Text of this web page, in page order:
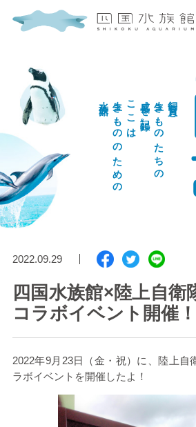
飼育員と
生きものたちの
成長を記録。
ここは
生きもののための
2022.09.29
四国水族館×陸上自衛
コラボイベント開催！
2022年9月 23日（金・祝）に、陸上自
ラボイベントを開催したよ！